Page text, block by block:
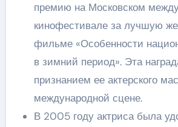
премию на Московском
кинофестивале за лучшую
фильме «Особенности
в зимний период». Эта
признанием ее актерского
международной сцене.
В 2005 году актриса была